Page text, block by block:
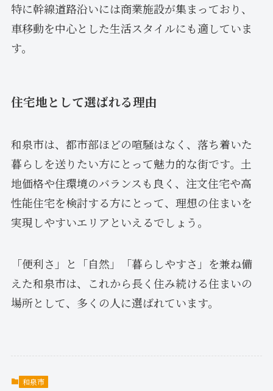
特に幹線道路沿いには商業施設が集まっており、
車移動を中心とした生活スタイルにも適していま
す。
住宅地として選ばれる理由
和泉市は、都市部ほどの喧騒はなく、落ち着いた
暮らしを送りたい方にとって魅力的な街です。土
地価格や住環境のバランスも良く、注文住宅や高
性能住宅を検討する方にとって、理想の住まいを
実現しやすいエリアといえるでしょう。
「便利さ」と「自然」「暮らしやすさ」を兼ね備
えた和泉市は、これから長く住み続ける住まいの
場所として、多くの人に選ばれています。
和泉市